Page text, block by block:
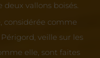
vallons boisés.
considérée comme
veille sur les
elle, sont faites